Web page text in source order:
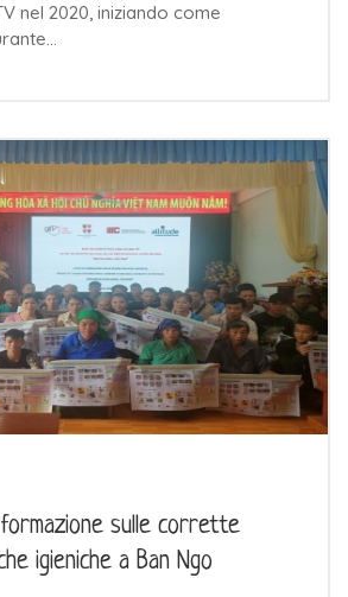
nel 2020, iniziando come
sulle corrette
igieniche a Ban Ngo